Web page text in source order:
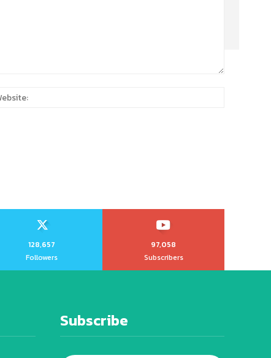
128,657
Followers
97,058
Subscribers
Subscribe